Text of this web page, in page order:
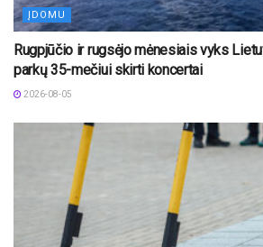
ĮDOMU
Rugpjūčio ir rugsėjo mėnesiais vyks
parkų 35-mečiui skirti koncertai
2026-08-05